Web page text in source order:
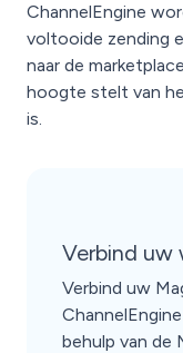
ChannelEngine
voltooide zending
naar de
hoogte stelt van
is.
Verbind uw
Verbind uw
behulp van de